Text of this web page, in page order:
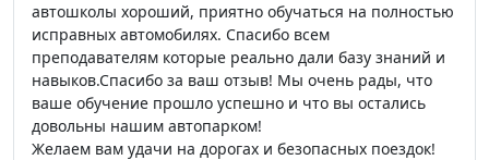
автошколы хороший, приятно обучаться на полностью
исправных автомобилях. Спасибо всем
преподавателям которые реально дали базу знаний и
навыков.Спасибо за ваш отзыв! Мы очень рады, что
ваше обучение прошло успешно и что вы остались
довольны нашим автопарком!
Желаем вам удачи на дорогах и безопасных поездок!